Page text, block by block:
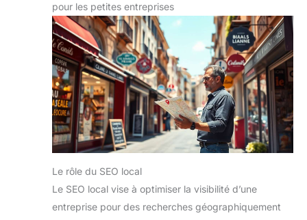
pour les petites entreprises
Le rôle du SEO local
Le SEO local vise à optimiser la visibilité d’une
entreprise pour des recherches géographiquement